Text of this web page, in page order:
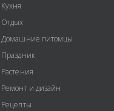
Кухня
Отдых
Домашние питомцы
Праздник
Растения
Ремонт и дизайн
Рецепты